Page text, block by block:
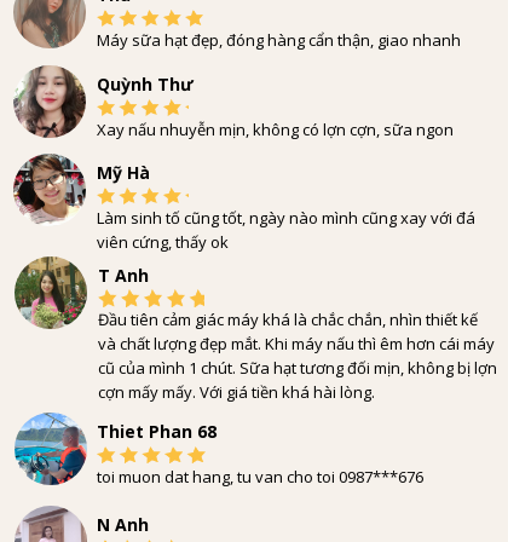
Máy sữa hạt đẹp, đóng hàng cẩn thận, giao nhanh
Xay nấu nhuyễn mịn, không có lợn cợn, sữa ngon
Quỳnh Thư
Làm sinh tố cũng tốt, ngày nào mình cũng xay với đá
viên cứng, thấy ok
Mỹ Hà
Đầu tiên cảm giác máy khá là chắc chắn, nhìn thiết kế
và chất lượng đẹp mắt. Khi máy nấu thì êm hơn cái máy
cũ của mình 1 chút. Sữa hạt tương đối mịn, không bị lợn
cợn mấy mấy. Với giá tiền khá hài lòng.
T Anh
toi muon dat hang, tu van cho toi 0987***676
Thiet Phan 68
N Anh